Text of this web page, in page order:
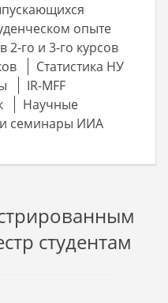
опыте
2-го и 3-го курсов
Статистика НУ
IR-MFF
Научные
семинары ИИА
студентам